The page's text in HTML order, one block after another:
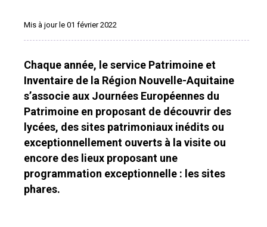
Mis à jour le 01 février 2022
Chaque année, le service Patrimoine et
Inventaire de la Région Nouvelle-Aquitaine
s’associe aux Journées Européennes du
Patrimoine en proposant de découvrir des
lycées, des sites patrimoniaux inédits ou
exceptionnellement ouverts à la visite ou
encore des lieux proposant une
programmation exceptionnelle : les sites
phares.